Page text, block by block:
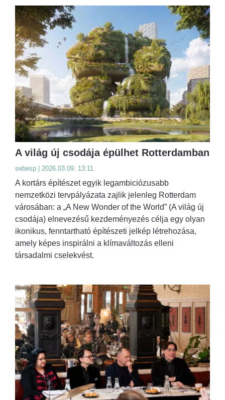
A világ új csodája épülhet Rotterdamban
sebesp | 2026.03.09. 13:11
A kortárs építészet egyik legambiciózusabb
nemzetközi tervpályázata zajlik jelenleg Rotterdam
városában: a „A New Wonder of the World” (A világ új
csodája) elnevezésű kezdeményezés célja egy olyan
ikonikus, fenntartható építészeti jelkép létrehozása,
amely képes inspirálni a klímaváltozás elleni
társadalmi cselekvést.